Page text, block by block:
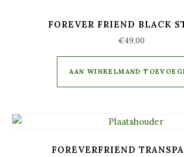
FOREVER FRIEND BLACK
€49,00
AAN WINKELMAND
FOREVERFRIEND